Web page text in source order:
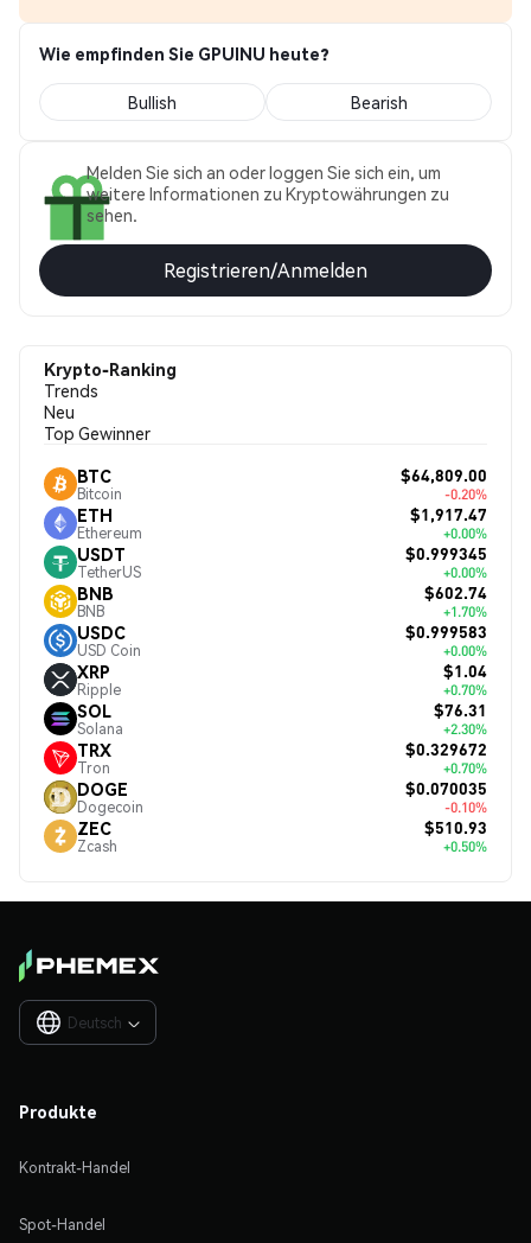
Wie empfinden Sie GPUINU heute?
Bullish Bearish
Melden Sie sich an oder loggen Sie sich ein, um
weitere Informationen zu Kryptowährungen zu
sehen.
Registrieren/Anmelden
Krypto-Ranking
Trends
Neu
Top Gewinner
BTC
Bitcoin
$64,809.00
-0.20%
ETH
Ethereum
$1,917.47
+0.00%
USDT
TetherUS
$0.999345
+0.00%
BNB
BNB
$602.74
+1.70%
USDC
USD Coin
$0.999583
+0.00%
XRP
Ripple
$1.04
+0.70%
SOL
Solana
$76.31
+2.30%
TRX
Tron
$0.329672
+0.70%
DOGE
Dogecoin
$0.070035
-0.10%
ZEC
Zcash
$510.93
+0.50%
Deutsch 
Produkte
Kontrakt-Handel
Spot-Handel